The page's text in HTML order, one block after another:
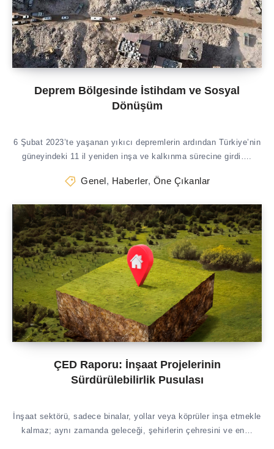
Deprem Bölgesinde İstihdam ve Sosyal
Dönüşüm
6 Şubat 2023’te yaşanan yıkıcı depremlerin ardından Türkiye’nin
güneyindeki 11 il yeniden inşa ve kalkınma sürecine girdi….
Genel, Haberler, Öne Çıkanlar
ÇED Raporu: İnşaat Projelerinin
Sürdürülebilirlik Pusulası
İnşaat sektörü, sadece binalar, yollar veya köprüler inşa etmekle
kalmaz; aynı zamanda geleceği, şehirlerin çehresini ve en…